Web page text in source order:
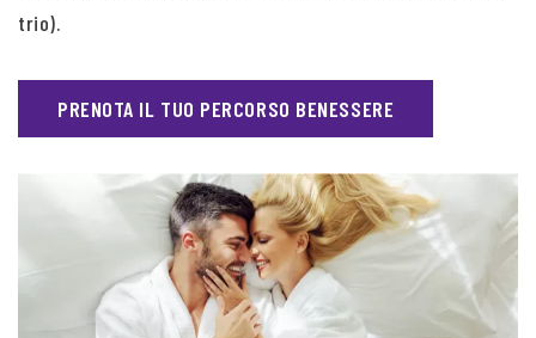
trio).
PRENOTA IL TUO PERCORSO BENESSERE